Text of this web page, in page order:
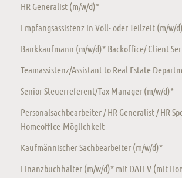
HR Generalist (m/w/d)*
Empfangsassistenz in Voll- oder Teilzeit (m/w/
Bankkaufmann (m/w/d)* Backoffice/ Client
Teamassistenz/Assistant to Real Estate
Senior Steuerreferent/Tax Manager (m/w/d)*
Personalsachbearbeiter / HR Generalist / HR
Homeoffice-Möglichkeit
Kaufmännischer Sachbearbeiter (m/w/d)*
Finanzbuchhalter (m/w/d)* mit DATEV (mit